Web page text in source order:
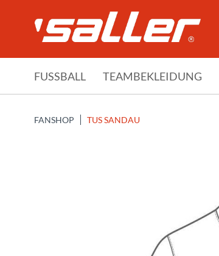
FUSSBALL TEAMBEKLEIDUNG
FANSHOP TUS SANDAU